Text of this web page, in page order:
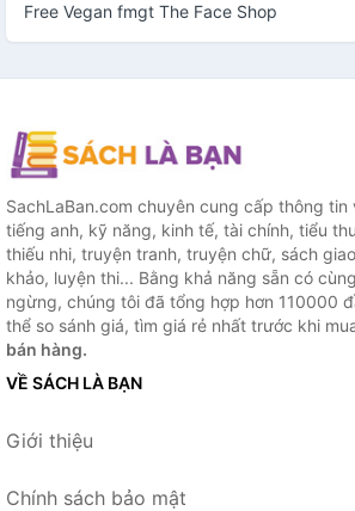
Free Vegan fmgt The Face Shop
SachLaBan.com chuyên cung cấp thông tin
tiếng anh, kỹ năng, kinh tế, tài chính, tiểu
thiếu nhi, truyện tranh, truyện chữ, sách
khảo, luyện thi... Bằng khả năng sẵn có
ngừng, chúng tôi đã tổng hợp hơn 110000
thể so sánh giá, tìm giá rẻ nhất trước khi
bán hàng.
VỀ SÁCH LÀ BẠN
Giới thiệu
Chính sách bảo mật